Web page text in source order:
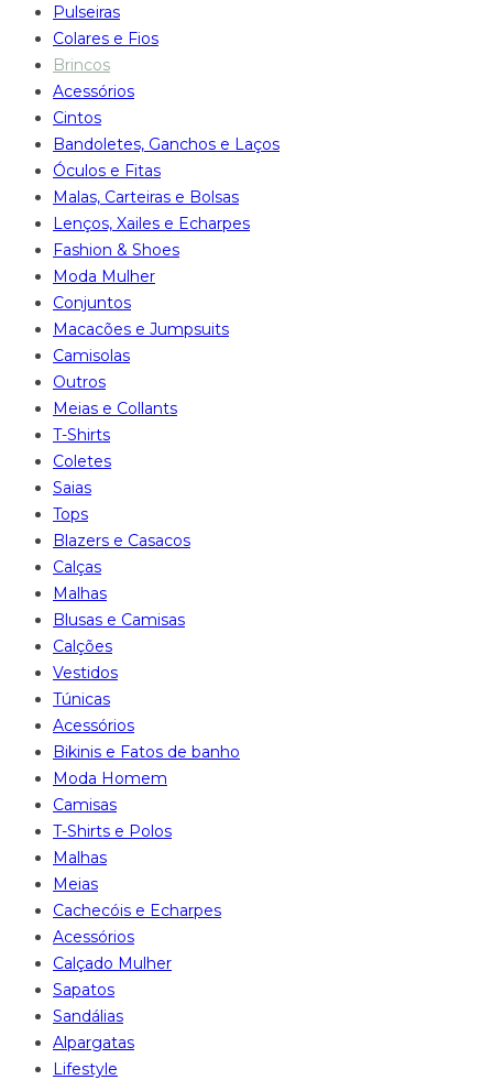
Pulseiras
Colares e Fios
Brincos
Acessórios
Cintos
Bandoletes, Ganchos e Laços
Óculos e Fitas
Malas, Carteiras e Bolsas
Lenços, Xailes e Echarpes
Fashion & Shoes
Moda Mulher
Conjuntos
Macacões e Jumpsuits
Camisolas
Outros
Meias e Collants
T-Shirts
Coletes
Saias
Tops
Blazers e Casacos
Calças
Malhas
Blusas e Camisas
Calções
Vestidos
Túnicas
Acessórios
Bikinis e Fatos de banho
Moda Homem
Camisas
T-Shirts e Polos
Malhas
Meias
Cachecóis e Echarpes
Acessórios
Calçado Mulher
Sapatos
Sandálias
Alpargatas
Lifestyle